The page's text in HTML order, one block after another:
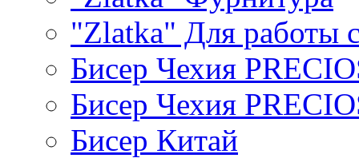
"Zlatka" Для работы
Бисер Чехия
Бисер Чехия
Бисер Китай